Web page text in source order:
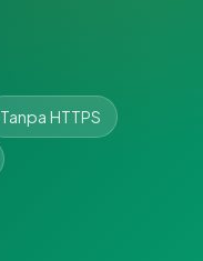
Tanpa HTTPS